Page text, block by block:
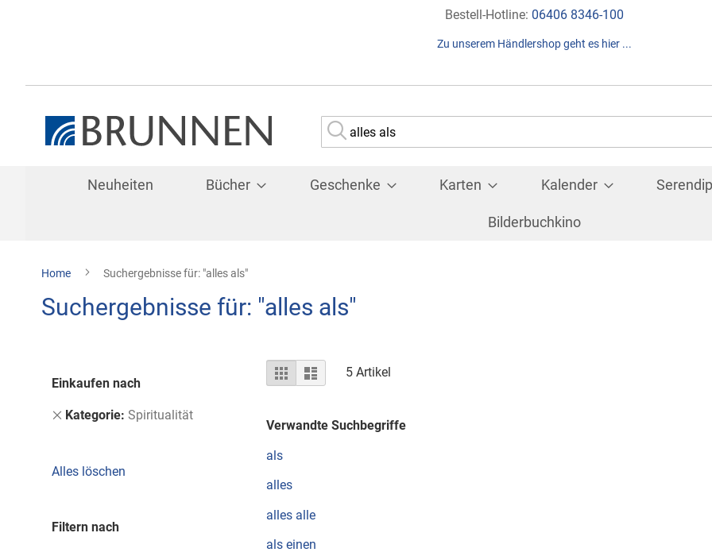
Direkt
Inhalt
Bestell-Hotline: 06406 8346-100
Zu unserem Händlershop geht es hier ...
Suche
Suche
Neuheiten Bücher Geschenke Karten Kalender
Bilderbuchkino
Home Suchergebnisse für: "alles als"
Suchergebnisse für: "alles als"
Ansicht
als
RasterListe 5 Artikel
Verwandte Suchbegriffe
als
alles
alles alle
als einen
Einkaufen nach
Kategorie Spiritualität
Dies
Alles löschen
Filtern nach